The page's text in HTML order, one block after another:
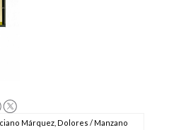
Márquez, Dolores / Manzano